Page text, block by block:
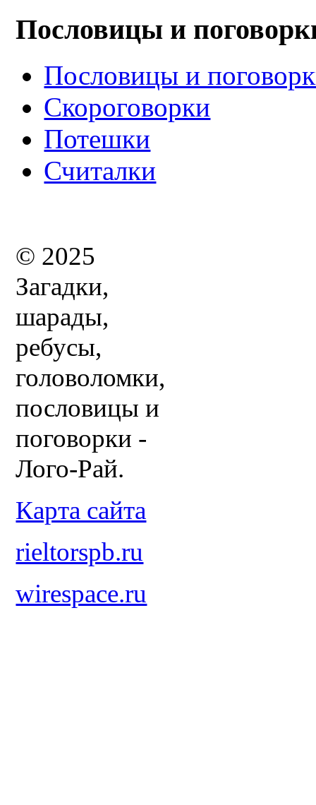
Пословицы и
Пословицы и
Скороговорки
Потешки
Считалки
© 2025
Загадки,
шарады,
ребусы,
головоломки,
пословицы и
поговорки -
Лого-Рай.
Карта сайта
rieltorspb.ru
wirespace.ru